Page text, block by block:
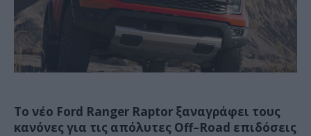
Το νέο Ford Ranger Raptor ξαναγράφει τους
κανόνες για τις απόλυτες Off–Road επιδόσεις